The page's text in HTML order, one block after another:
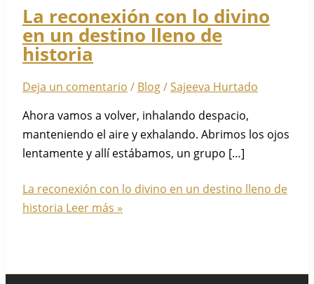
La reconexión con lo divino
en un destino lleno de
historia
Deja un comentario / Blog/Sajeeva Hurtado
Ahora vamos a volver, inhalando despacio,
manteniendo el aire y exhalando. Abrimos los ojos
lentamente y allí estábamos, un grupo […]
La reconexión con lo divino en un destino lleno de
historia Leer más »